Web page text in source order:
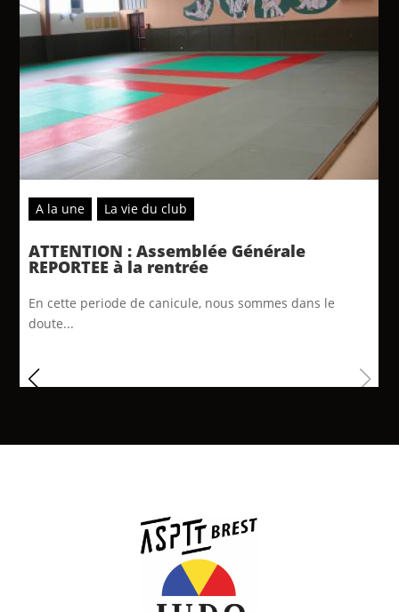
A la une La vie du club
ATTENTION : Assemblée Générale
REPORTEE à la rentrée
En cette periode de canicule, nous sommes dans le
doute...